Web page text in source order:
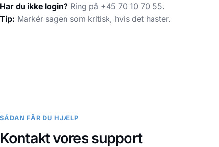
Har du ikke login? Ring på +45 70 10 70 55.
Tip: Markér sagen som kritisk, hvis det haster.
SÅDAN FÅR DU HJÆLP
Kontakt vores support